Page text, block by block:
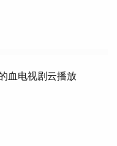
血电视剧云播放